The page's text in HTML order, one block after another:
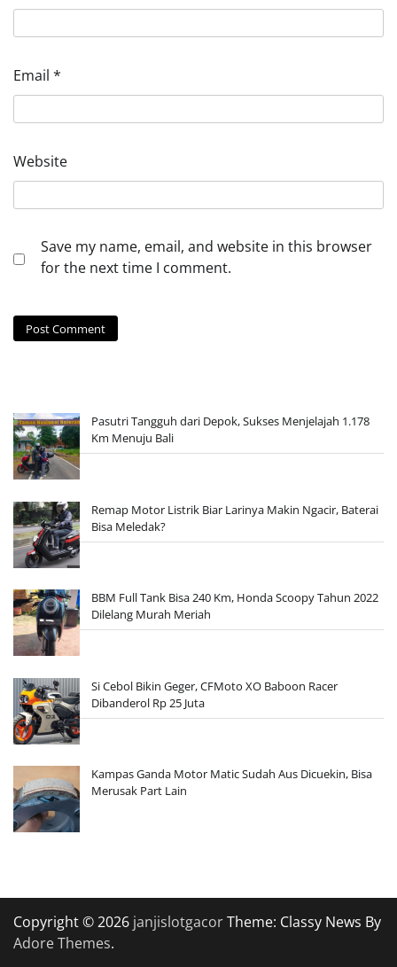
Email *
Website
Save my name, email, and website in this browser
for the next time I comment.
Pasutri Tangguh dari Depok, Sukses Menjelajah 1.178
Km Menuju Bali
Remap Motor Listrik Biar Larinya Makin Ngacir, Baterai
Bisa Meledak?
BBM Full Tank Bisa 240 Km, Honda Scoopy Tahun 2022
Dilelang Murah Meriah
Si Cebol Bikin Geger, CFMoto XO Baboon Racer
Dibanderol Rp 25 Juta
Kampas Ganda Motor Matic Sudah Aus Dicuekin, Bisa
Merusak Part Lain
Copyright © 2026 janjislotgacorTheme: Classy News By
Adore Themes.